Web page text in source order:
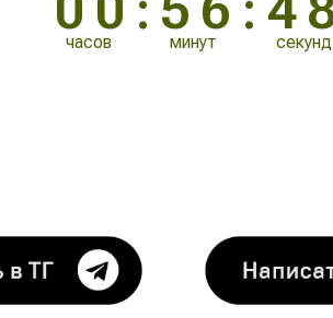
часов минут секунд